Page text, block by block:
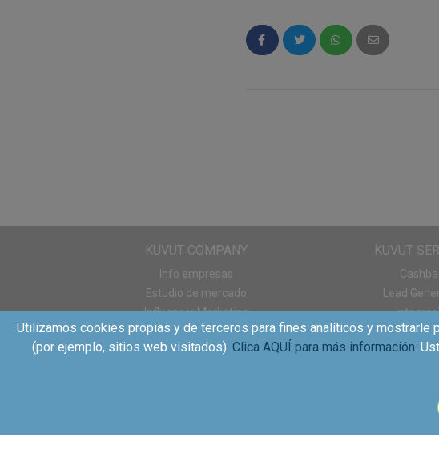
KUVUT COMPANY
Info empresas
Estudio de mercado
Influencer Marketing
Sampling
WOM
KUVUT
Lead
Panel de
Utilizamos cookies propias y de terceros para fines analíticos y mostrarle
(por ejemplo, sitios web visitados). Clica AQUÍ para más información.